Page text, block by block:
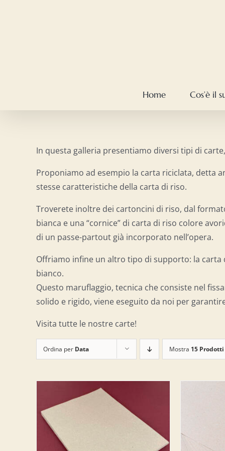
Home Cos’è il
In questa galleria presentiamo diversi tipi di
Proponiamo ad esempio la carta riciclata, detta
stesse caratteristiche della carta di riso.
Troverete inoltre dei cartoncini di riso, dal
bianca e una “cornice” di carta di riso colore
di un passe-partout già incorporato nell’opera.
Offriamo infine un altro tipo di supporto: la
bianco.
Questo maruflaggio, tecnica che consiste nel
solido e rigido, viene eseguito da noi per
Visita tutte le nostre carte!
Ordina per Data Mostra 15 Prodotti
AGGIUNGI AL CARRELLO